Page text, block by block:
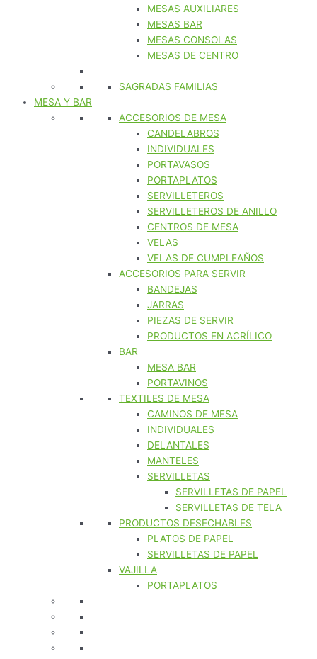
MESAS AUXILIARES
MESAS BAR
MESAS CONSOLAS
MESAS DE CENTRO
SAGRADAS FAMILIAS
MESA Y BAR
ACCESORIOS DE MESA
CANDELABROS
INDIVIDUALES
PORTAVASOS
PORTAPLATOS
SERVILLETEROS
SERVILLETEROS DE ANILLO
CENTROS DE MESA
VELAS
VELAS DE CUMPLEAÑOS
ACCESORIOS PARA SERVIR
BANDEJAS
JARRAS
PIEZAS DE SERVIR
PRODUCTOS EN ACRÍLICO
BAR
MESA BAR
PORTAVINOS
TEXTILES DE MESA
CAMINOS DE MESA
INDIVIDUALES
DELANTALES
MANTELES
SERVILLETAS
SERVILLETAS DE PAPEL
SERVILLETAS DE TELA
PRODUCTOS DESECHABLES
PLATOS DE PAPEL
SERVILLETAS DE PAPEL
VAJILLA
PORTAPLATOS